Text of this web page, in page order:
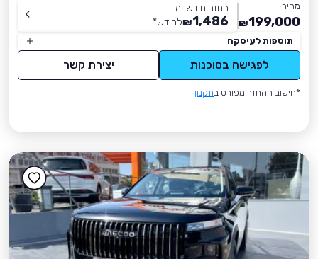
מחיר
199,000
₪
החזר חודשי מ-
1,486
₪לחודש*
תוספות לעיסקה
לפגישה בסוכנות יצירת קשר
*חישוב ההחזר מפורט בתקנון